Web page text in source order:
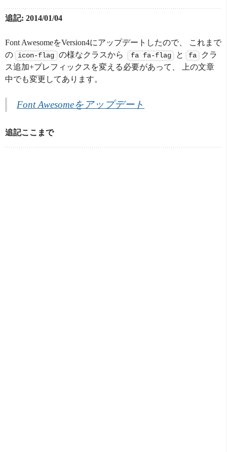
追記: 2014/01/04
Font AwesomeをVersion4にアップデートしたので、 これまで
の
icon-flag の様なクラスから fa fa-flag と fa
クラ
ス追加+プレフィックスを変える必要があって、 上の文章
中でも変更してあります。
Font Awesomeをアップデート
追記ここまで